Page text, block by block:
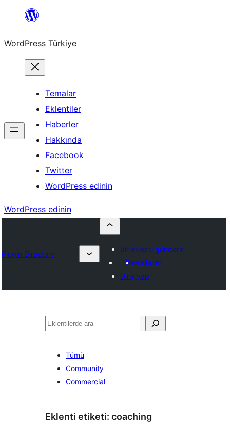
İçeriğe
WordPress Türkiye
Temalar
Eklentiler
Haberler
Hakkında
Facebook
Twitter
WordPress edinin
WordPress edinin
Plugin Directory
Bir eklenti gönderin
Favorilerim
Giriş yap
Ara
Tümü
Community
Commercial
Eklenti etiketi: coaching